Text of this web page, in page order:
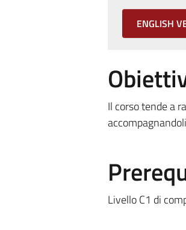
ENGLISH
Il corso tende a
Livello C1 di